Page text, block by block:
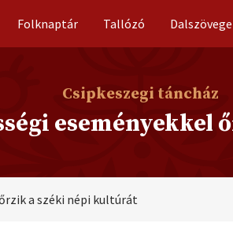
Folknaptár Tallózó
Csipkeszegi táncház
eseményekkel
a széki népi kultúrát